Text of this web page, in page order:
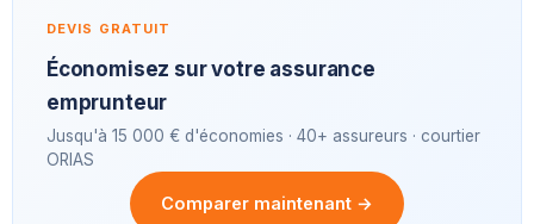
DEVIS GRATUIT
Économisez sur votre assurance
emprunteur
Jusqu'à 15 000 € d'économies · 40+ assureurs · courtier
ORIAS
Comparer maintenant →